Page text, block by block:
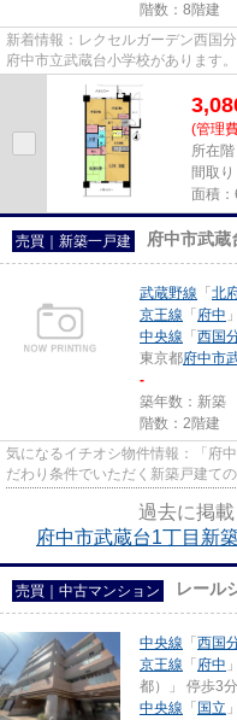
階数：8階建
新着情報：レクセルガーデン西国
府中市立武蔵台小学校があります
分の場所にある物件です。府中...
(管理
所在
間取
面積
売買｜新築一戸建 府中市武蔵
武蔵野線 「 北
京王線 「 府中
中央線 「 西国
東京都府中市
-
築年数：新築
階数：2階建
気になるイチオシ物件情報：「府
だわり条件でいただく新築戸建て
過去に掲載
府中市武蔵台1丁目新
売買｜中古マンション レール
中央線 「 西国
京王線 「 府中
都）」 停歩3分
中央線 「 国立